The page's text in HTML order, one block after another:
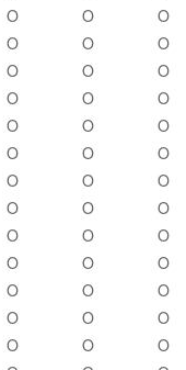
O O
O
O O
O
O O
O
O O
O
O O
O
O O
O
O O
O
O O
O
O O
O
O O
O
O O
O
O O
O
O O
O